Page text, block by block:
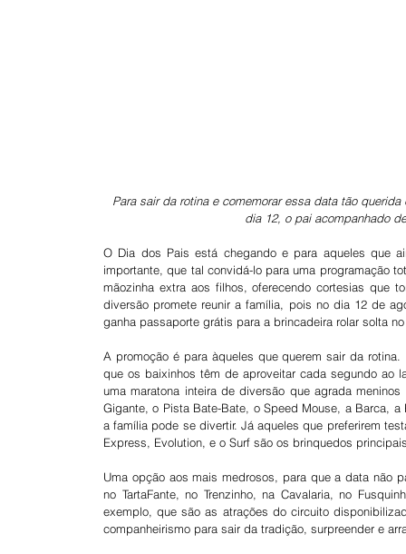
Para sair da rotina e comemorar essa data tão
dia 12, o pai acompanhado
O Dia dos Pais está chegando e para aqueles que
importante, que tal convidá-lo para uma programação
mãozinha extra aos filhos, oferecendo cortesias que
diversão promete reunir a família, pois no dia 12 de
ganha passaporte grátis para a brincadeira rolar solta
A promoção é para àqueles que querem sair da
que os baixinhos têm de aproveitar cada segundo ao
uma maratona inteira de diversão que agrada
Gigante, o Pista Bate-Bate, o Speed Mouse, a Barca,
a família pode se divertir. Já aqueles que preferirem
Express, Evolution, e o Surf são os brinquedos
Uma opção aos mais medrosos, para que a data não
no TartaFante, no Trenzinho, na Cavalaria, no
exemplo, que são as atrações do circuito
companheirismo para sair da tradição, surpreender e